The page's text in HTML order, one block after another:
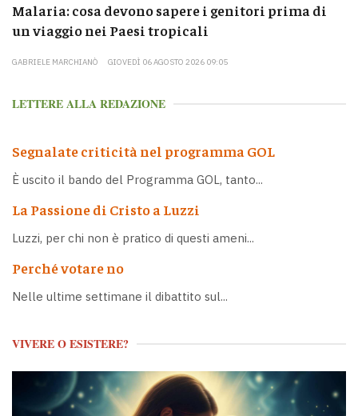
Malaria: cosa devono sapere i genitori prima di
un viaggio nei Paesi tropicali
GABRIELE MARCHIANÒ GIOVEDÌ 06 AGOSTO 2026 09:05
LETTERE ALLA REDAZIONE
Segnalate criticità nel programma GOL
È uscito il bando del Programma GOL, tanto...
La Passione di Cristo a Luzzi
Luzzi, per chi non è pratico di questi ameni...
Perché votare no
Nelle ultime settimane il dibattito sul...
VIVERE O ESISTERE?